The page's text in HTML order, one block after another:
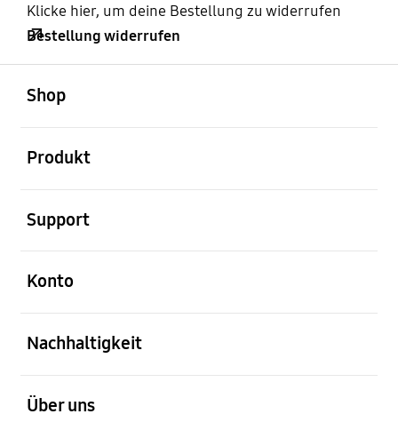
Klicke hier, um deine Bestellung zu widerrufen
Bestellung widerrufen
Shop
Produkt
Support
Konto
Nachhaltigkeit
Über uns